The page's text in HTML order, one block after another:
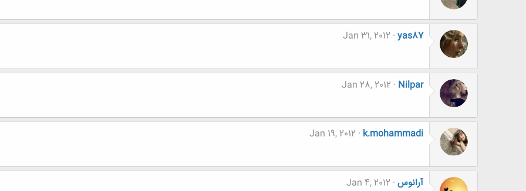
yas87
Jan 31, 2012
Nilpar
Jan 28, 2012
k.mohammadi
Jan 19, 2012
آرانوس Jan 4, 2012